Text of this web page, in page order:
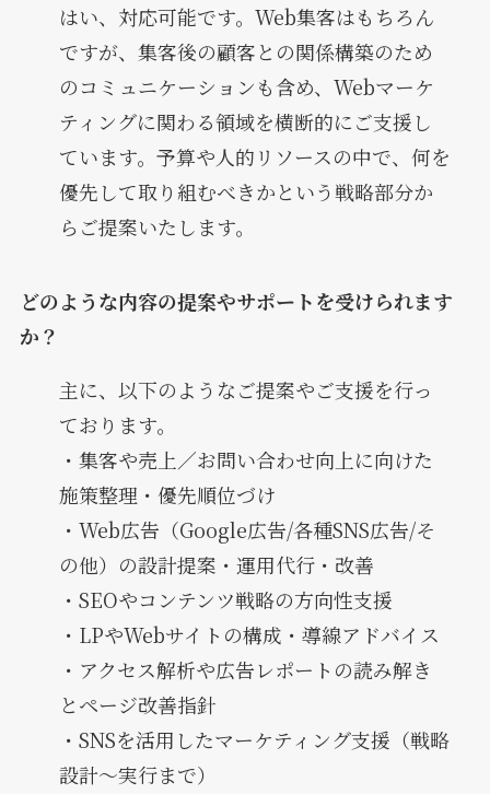
はい、対応可能です。Web集客はもちろん
ですが、集客後の顧客との関係構築のため
のコミュニケーションも含め、Webマーケ
ティングに関わる領域を横断的にご支援し
ています。予算や人的リソースの中で、何を
優先して取り組むべきかという戦略部分か
らご提案いたします。
どのような内容の提案やサポートを受けられます
か？
主に、以下のようなご提案やご支援を行っ
ております。
・集客や売上／お問い合わせ向上に向けた
施策整理・優先順位づけ
・Web広告（Google広告/各種SNS広告/そ
の他）の設計提案・運用代行・改善
・SEOやコンテンツ戦略の方向性支援
・LPやWebサイトの構成・導線アドバイス
・アクセス解析や広告レポートの読み解き
とページ改善指針
・SNSを活用したマーケティング支援（戦略
設計〜実行まで）